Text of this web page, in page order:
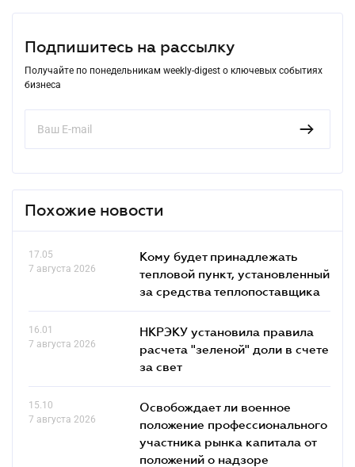
Подпишитесь на рассылку
Получайте по понедельникам weekly-digest о ключевых событиях
бизнеса
Похожие новости
17.05
7 августа 2026
Кому будет принадлежать
тепловой пункт, установленный
за средства теплопоставщика
16.01
7 августа 2026
НКРЭКУ установила правила
расчета "зеленой" доли в счете
за свет
15.10
7 августа 2026
Освобождает ли военное
положение профессионального
участника рынка капитала от
положений о надзоре